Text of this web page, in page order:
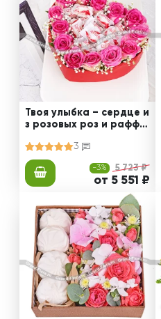
Твоя улыбка – сердце и
з розовых роз и раффа
3
-3% 5 723 ₽
от 5 551 ₽